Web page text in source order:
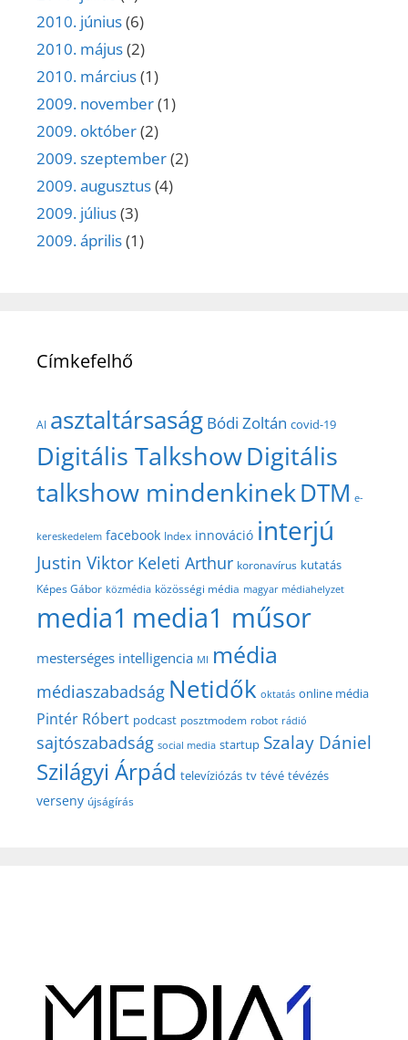
2010. június(6)
2010. május(2)
2010. március(1)
2009. november(1)
2009. október(2)
2009. szeptember(2)
2009. augusztus(4)
2009. július(3)
2009. április(1)
Címkefelhő
AI asztaltársaság Bódi Zoltán covid-19
Digitális TalkshowDigitális
talkshow mindenkinekDTM e-
kereskedelem facebook Index innováció interjú
Justin Viktor Keleti Arthur koronavírus kutatás
Képes Gábor közmédia közösségi média magyar médiahelyzet
media1 media1 műsor
mesterséges intelligencia MI média
médiaszabadság Netidők oktatás online média
Pintér Róbert podcast posztmodem robot rádió
sajtószabadság social media startup Szalay Dániel
Szilágyi Árpád televíziózás tv tévé tévézés
verseny újságírás